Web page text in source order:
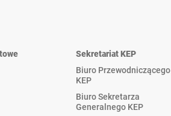
Sekretariat KEP
Biuro Przewodniczącego
KEP
Biuro Sekretarza
Generalnego KEP